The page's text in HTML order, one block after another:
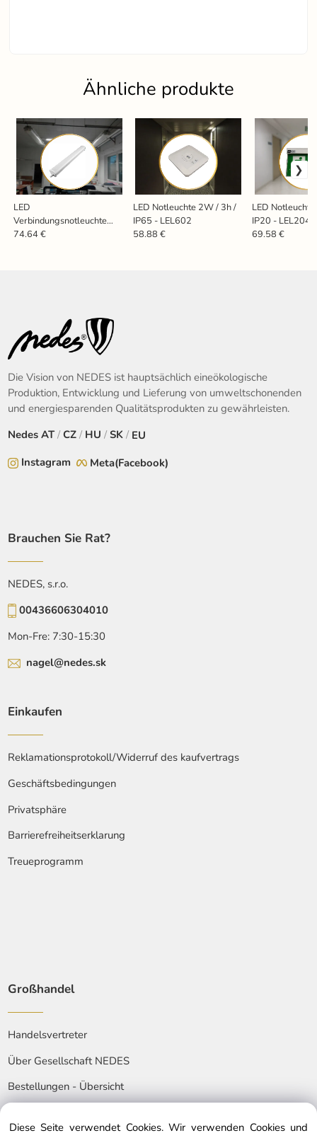
Ähnliche produkte
LED
Verbindungsnotleuchte
40W / 5W / IP65 / 3H /
74.64 €
LED Notleuchte 2W / 3h /
IP65 - LEL602
58.88 €
LED
IP20 - LEL204
69.58 €
Die Vision von NEDES ist hauptsächlich eineökologische
Produktion, Entwicklung und Lieferung von umweltschonenden
und energiesparenden Qualitätsprodukten zu gewährleisten.
NedesAT / CZ / HU / SK / EU
Instagram
Meta(Facebook)
Brauchen Sie Rat?
NEDES, s.r.o.
00436606304010
Mon-Fre: 7:30-15:30
nagel@nedes.sk
Einkaufen
Reklamationsprotokoll/Widerruf des kaufvertrags
Geschäftsbedingungen
Privatsphäre
Barrierefreiheitserklarung
Treueprogramm
Großhandel
Handelsvertreter
Über Gesellschaft NEDES
Bestellungen - Übersicht
Diese Seite verwendet Cookies. Wir verwenden Cookies und